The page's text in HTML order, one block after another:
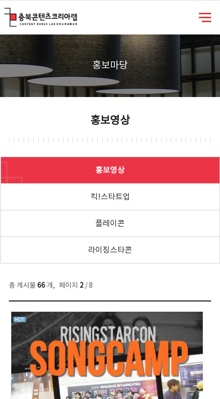
홍보마당
홍보영상
홍보영상
킥!스타트업
플레이콘
라이징스타콘
총 게시물 66개, 페이지 2/ 8